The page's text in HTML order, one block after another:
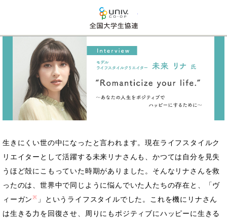
生きにくい世の中になったと言われます。現在ライフスタイルク
リエイターとして活躍する未来リナさんも、かつては自分を見失
うほど殻にこもっていた時期がありました。そんなリナさんを救
ったのは、世界中で同じように悩んでいた人たちの存在と、「ヴ
ィーガン※ 」というライフスタイルでした。これを機にリナさん
は生きる力を回復させ、周りにもポジティブにハッピーに生きる